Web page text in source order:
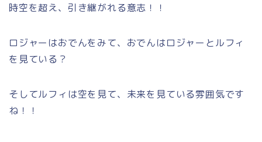
時空を超え、引き継がれる意志！！
ロジャーはおでんをみて、おでんはロジャーとルフィ
を見ている？
そしてルフィは空を見て、未来を見ている雰囲気です
ね！！